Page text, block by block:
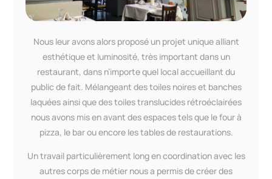
Nous leur avons alors proposé un projet unique alliant
esthétique et luminosité, très important dans un
restaurant, dans n’importe quel local accueillant du
public de fait. Mélangeant des toiles noires et banches
laquées ainsi que des toiles translucides rétroéclairées
nous avons mis en avant des espaces tels que le four à
pizza, le bar ou encore les tables de restaurations.
Un travail particulièrement long en coordination avec les
autres corps de métier nous a permis de créer des